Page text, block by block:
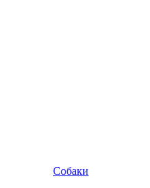
Собаки